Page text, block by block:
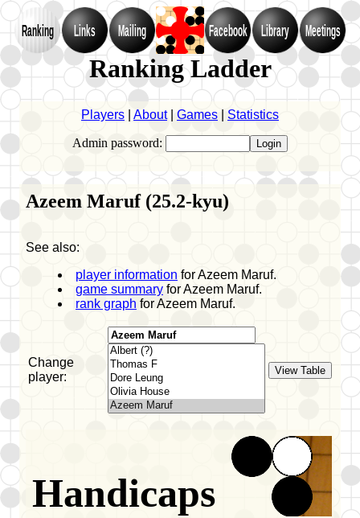
Ranking Links Mailing Facebook Library Meetings
Ranking Ladder
Players About| Games Statistics
Admin password:
Azeem Maruf (25.2-kyu)
See also:
player information for Azeem Maruf.
game summary for Azeem Maruf.
rank graph for Azeem Maruf.
Change
player:
Handicaps